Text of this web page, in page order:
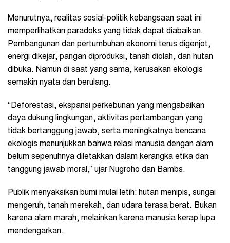
Menurutnya, realitas sosial-politik kebangsaan saat ini
memperlihatkan paradoks yang tidak dapat diabaikan.
Pembangunan dan pertumbuhan ekonomi terus digenjot,
energi dikejar, pangan diproduksi, tanah diolah, dan hutan
dibuka. Namun di saat yang sama, kerusakan ekologis
semakin nyata dan berulang.
“Deforestasi, ekspansi perkebunan yang mengabaikan
daya dukung lingkungan, aktivitas pertambangan yang
tidak bertanggung jawab, serta meningkatnya bencana
ekologis menunjukkan bahwa relasi manusia dengan alam
belum sepenuhnya diletakkan dalam kerangka etika dan
tanggung jawab moral,” ujar Nugroho dan Bambs.
Publik menyaksikan bumi mulai letih: hutan menipis, sungai
mengeruh, tanah merekah, dan udara terasa berat. Bukan
karena alam marah, melainkan karena manusia kerap lupa
mendengarkan.